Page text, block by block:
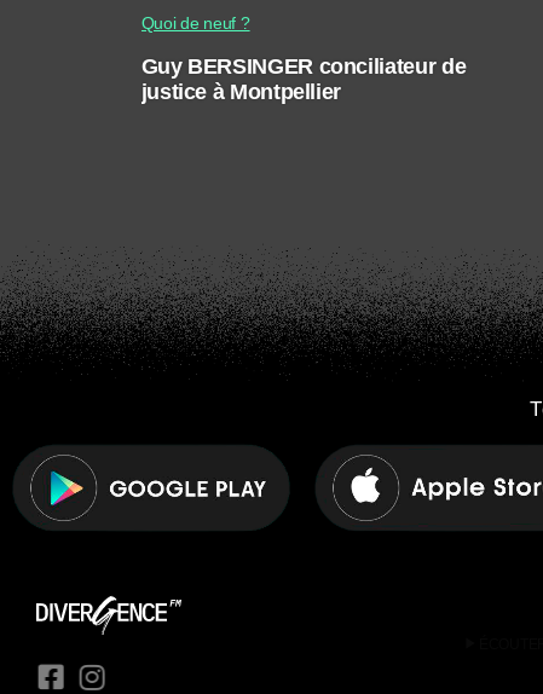
Quoi de neuf ?
Guy BERSINGER conciliateur de
justice à Montpellier